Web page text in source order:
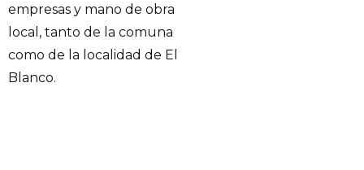
empresas y mano de obra
local, tanto de la comuna
como de la localidad de El
Blanco.